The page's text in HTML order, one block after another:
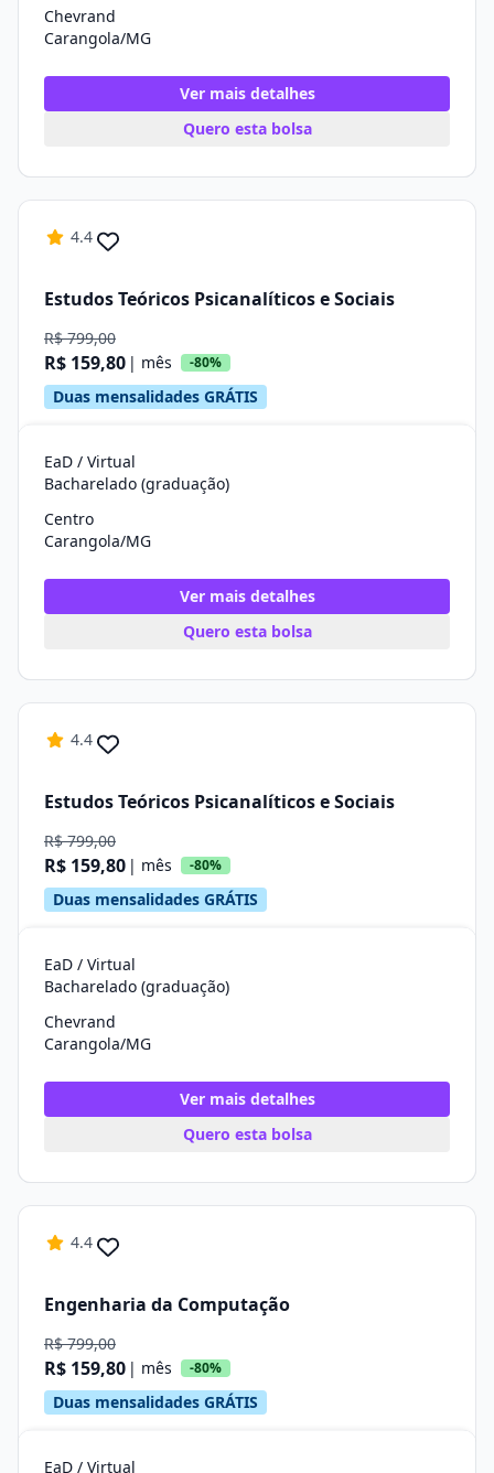
Chevrand
Carangola/MG
Ver mais detalhes
Quero esta bolsa
4.4
Estudos Teóricos Psicanalíticos e Sociais
R$ 799,00
R$ 159,80 | mês -80%
Duas mensalidades GRÁTIS
EaD / Virtual
Bacharelado (graduação)
Centro
Carangola/MG
Ver mais detalhes
Quero esta bolsa
4.4
Estudos Teóricos Psicanalíticos e Sociais
R$ 799,00
R$ 159,80 | mês -80%
Duas mensalidades GRÁTIS
EaD / Virtual
Bacharelado (graduação)
Chevrand
Carangola/MG
Ver mais detalhes
Quero esta bolsa
4.4
Engenharia da Computação
R$ 799,00
R$ 159,80 | mês -80%
Duas mensalidades GRÁTIS
EaD / Virtual